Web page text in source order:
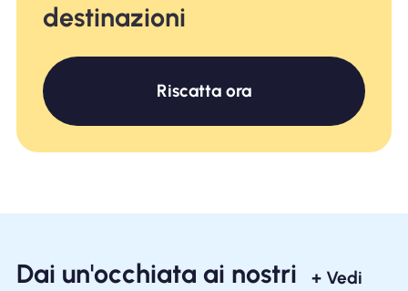
destinazioni
Riscatta ora
Dai un'occhiata ai nostri
+ Vedi